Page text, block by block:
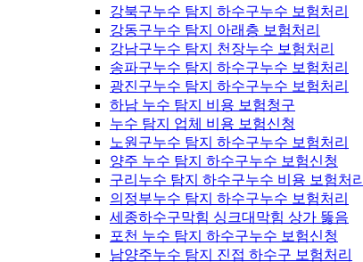
강북구누수 탐지 하수구누수 보험처리
강동구누수 탐지 아래층 보험처리
강남구누수 탐지 천장누수 보험처리
송파구누수 탐지 하수구누수 보험처리
광진구누수 탐지 하수구누수 보험처리
하남 누수 탐지 비용 보험청구
누수 탐지 업체 비용 보험신청
노원구누수 탐지 하수구누수 보험처리
양주 누수 탐지 하수구누수 보험신청
구리누수 탐지 하수구누수 비용 보험처리
의정부누수 탐지 하수구누수 보험처리
세종하수구막힘 싱크대막힘 상가 뚫음
포천 누수 탐지 하수구누수 보험신청
남양주누수 탐지 진접 하수구 보험처리